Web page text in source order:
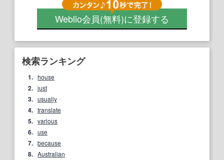
Weblio会員(無料)に登録する
検索ランキング
1. house
2. just
3. usually
4. translate
5. various
6. use
7. because
8. Australian